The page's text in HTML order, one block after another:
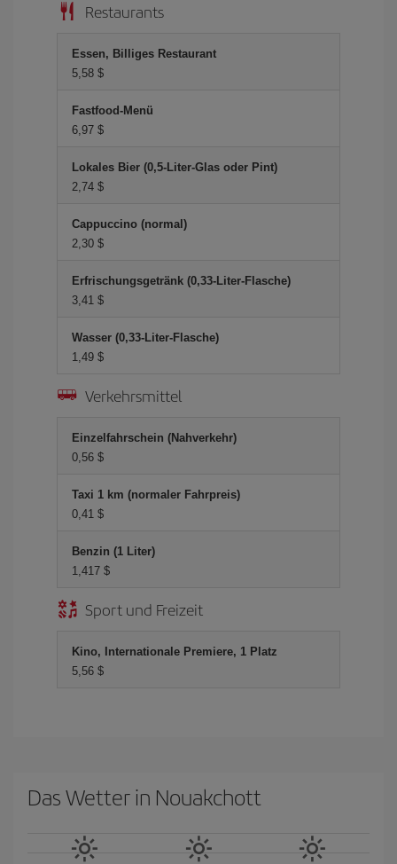
Restaurants
Essen, Billiges Restaurant
5,58 $
Fastfood-Menü
6,97 $
Lokales Bier (0,5-Liter-Glas oder Pint)
2,74 $
Cappuccino (normal)
2,30 $
Erfrischungsgetränk (0,33-Liter-Flasche)
3,41 $
Wasser (0,33-Liter-Flasche)
1,49 $
Verkehrsmittel
Einzelfahrschein (Nahverkehr)
0,56 $
Taxi 1 km (normaler Fahrpreis)
0,41 $
Benzin (1 Liter)
1,417 $
Sport und Freizeit
Kino, Internationale Premiere, 1 Platz
5,56 $
Das Wetter in Nouakchott